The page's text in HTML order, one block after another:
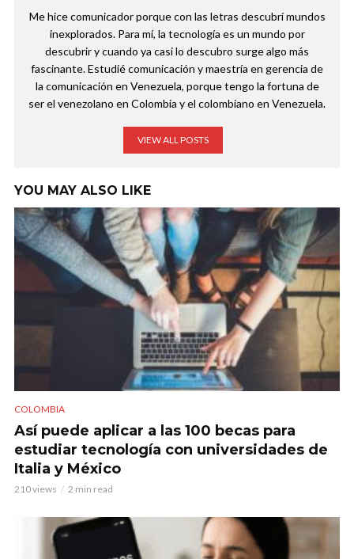
Me hice comunicador porque con las letras descubrí mundos
inexplorados. Para mí, la tecnología es un mundo por
descubrir y cuando ya casi lo descubro surge algo más
fascinante. Estudié comunicación y maestría en gerencia de
la comunicación en Venezuela, porque tengo la fortuna de
ser el venezolano en Colombia y el colombiano en Venezuela.
VIEW ALL POSTS
YOU MAY ALSO LIKE
COLOMBIA
Así puede aplicar a las 100 becas para
estudiar tecnología con universidades de
Italia y México
210 views 2 min read